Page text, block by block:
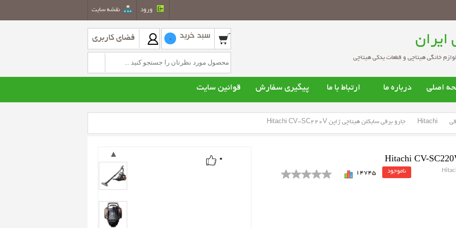
ورود نقشه سايت
ایران
خانگی هیتاچی و قطعات یدکی هیتاچی
فضای کاربری سبد خرید 0
هیتاچی
درب از جلو هیتاچی
جاروبرقی هیتاچی
جاروبرقی کیسه ای هیتاچی
اصلي درباره ما ارتباط با ما پیگیری سفارش قوانین سایت
Hitachi جارو برقی سایکلن هیتاچی ژاپن Hitachi CV-SC220V
0
14745 ناموجود